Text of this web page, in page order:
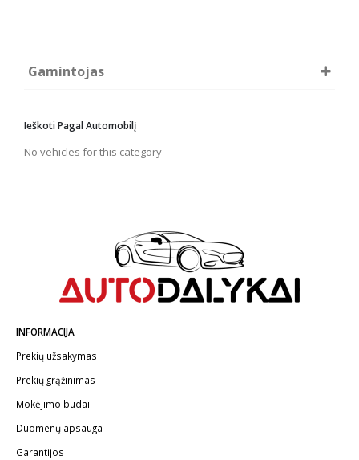
Gamintojas
Ieškoti Pagal Automobilį
No vehicles for this category
INFORMACIJA
Prekių užsakymas
Prekių grąžinimas
Mokėjimo būdai
Duomenų apsauga
Garantijos